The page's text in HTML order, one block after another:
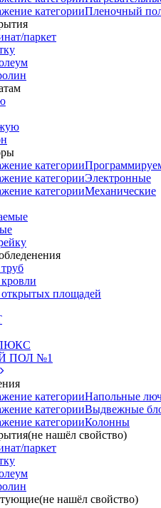
Пленочный
паркет
Электронные
Механические
площадей
ПОЛ №1
Напольные
Выдвежные
Колонны
нашёл свойство)
паркет
нашёл свойство)